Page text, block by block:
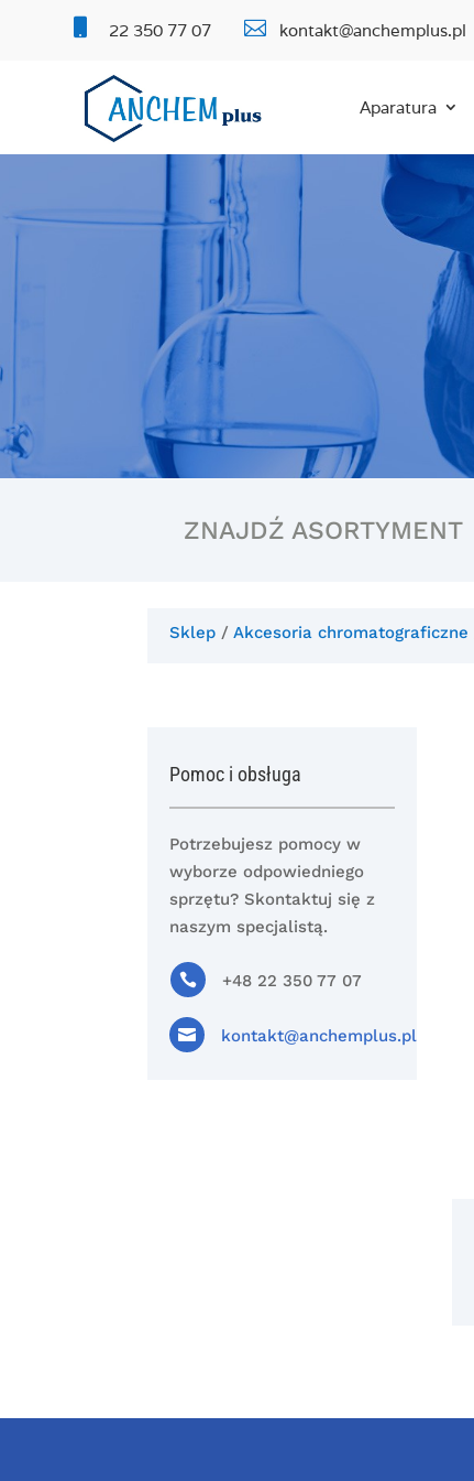
22 350 77 07  kontakt@anchemplus.pl
Aparatura
ZNAJDŹ ASORTYMENT
Sklep /Akcesoria chromatograficzne
Pomoc i obsługa
Potrzebujesz pomocy w
wyborze odpowiedniego
sprzętu? Skontaktuj się z
naszym specjalistą.
 +48 22 350 77 07
 kontakt@anchemplus.pl